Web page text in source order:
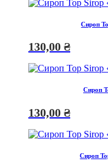
Сироп
130,00 ₴
Сироп
130,00 ₴
Сироп